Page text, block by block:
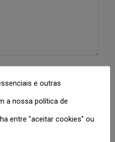
e outras
a nossa política de
entre "aceitar cookies" ou